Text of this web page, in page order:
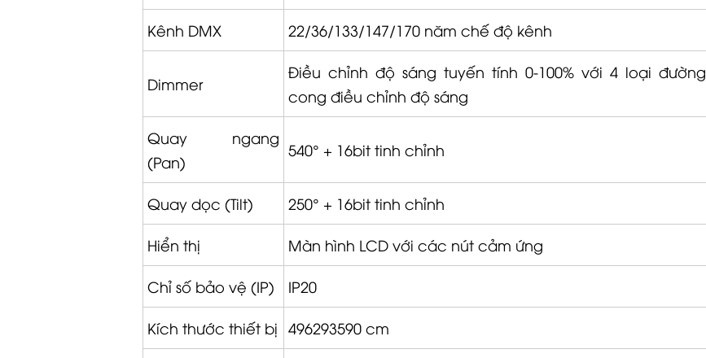
Kênh DMX 22/36/133/147/170 năm chế độ kênh
Dimmer
Điều chỉnh độ sáng tuyến tính 0-100% với 4 loại đường
cong điều chỉnh độ sáng
Quay ngang
(Pan)
540° + 16bit tinh chỉnh
Quay dọc (Tilt) 250° + 16bit tinh chỉnh
Hiển thị Màn hình LCD với các nút cảm ứng
Chỉ số bảo vệ (IP) IP20
Kích thước thiết bị 496293590 cm